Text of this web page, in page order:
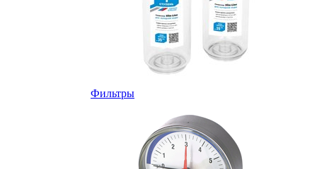
Фильтры